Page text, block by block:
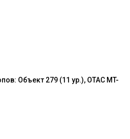
Объект 279 (11 ур.), OTAC MT-